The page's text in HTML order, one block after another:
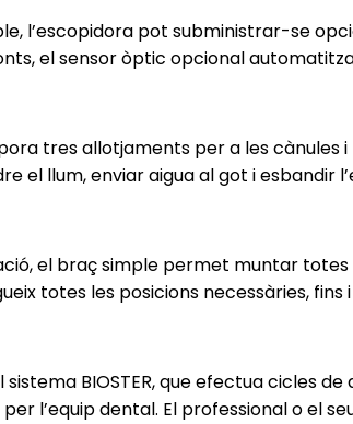
l’escopidora pot subministrar-se
el sensor òptic opcional
tres allotjaments per a les
el llum, enviar aigua al got i esbandir
el braç simple permet muntar
totes les posicions necessàries,
BIOSTER, que efectua cicles
l’equip dental. El professional o el